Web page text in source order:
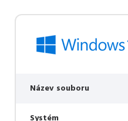
Název souboru